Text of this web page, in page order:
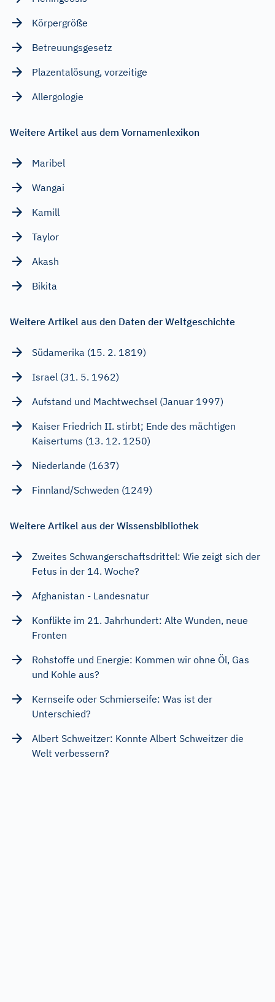
Körpergröße
Betreuungsgesetz
Plazentalösung, vorzeitige
Allergologie
Weitere Artikel aus dem Vornamenlexikon
Maribel
Wangai
Kamill
Taylor
Akash
Bikita
Weitere Artikel aus den Daten der Weltgeschichte
Südamerika (15. 2. 1819)
Israel (31. 5. 1962)
Aufstand und Machtwechsel (Januar 1997)
Kaiser Friedrich II. stirbt; Ende des mächtigen
Kaisertums (13. 12. 1250)
Niederlande (1637)
Finnland/Schweden (1249)
Weitere Artikel aus der Wissensbibliothek
Zweites Schwangerschaftsdrittel: Wie zeigt sich der
Fetus in der 14. Woche?
Afghanistan - Landesnatur
Konflikte im 21. Jahrhundert: Alte Wunden, neue
Fronten
Rohstoffe und Energie: Kommen wir ohne Öl, Gas
und Kohle aus?
Kernseife oder Schmierseife: Was ist der
Unterschied?
Albert Schweitzer: Konnte Albert Schweitzer die
Welt verbessern?